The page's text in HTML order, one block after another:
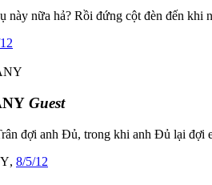
này nữa hả? Rồi đứng cột đèn đến khi
Guest
đợi anh Đủ, trong khi anh Đủ lại đợi
, 8/5/12